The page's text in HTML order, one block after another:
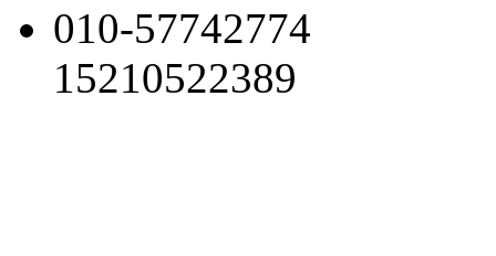
010-57742774
15210522389